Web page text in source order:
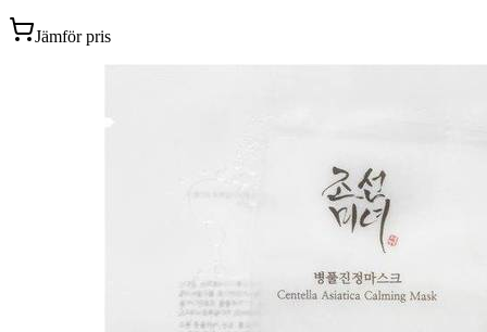
Jämför pris